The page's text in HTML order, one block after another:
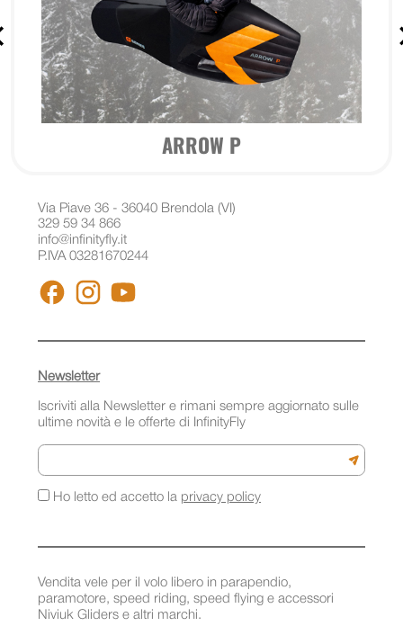
ARROW P
Via Piave 36 - 36040 Brendola (VI)
329 59 34 866
info@infinityfly.it
P.IVA 03281670244
FACEBOOKINSTAGRAM
Vendita vele per il volo libero in parapendio,
paramotore, speed riding, speed flying e accessori
Niviuk Gliders e altri marchi.
Newsletter
Iscriviti alla Newsletter e rimani sempre aggiornato sulle
ultime novità e le offerte di InfinityFly
Email
Iscriviti
Ho letto ed accetto la privacy policy